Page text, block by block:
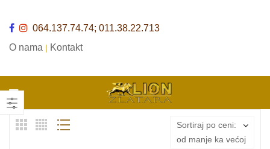
064.137.74.74; 011.38.22.713
O nama | Kontakt
Sortiraj po ceni:
od manje ka većoj